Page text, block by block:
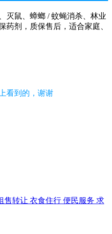
灭鼠、蟑螂 / 蚊蝇消杀、林业
药剂，质保售后，适合家庭、
看到的，谢谢
售转让 衣食住行 便民服务 求